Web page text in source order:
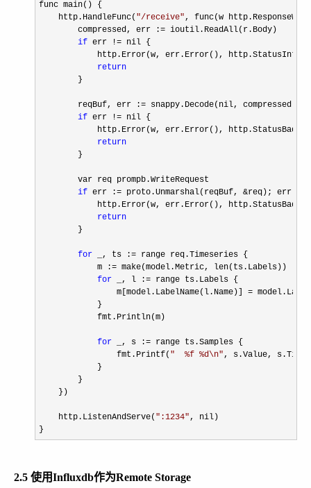
func main() {
    http.HandleFunc(
"/receive" , func(w
        compressed, err :
= ioutil.ReadAll(r.Body)
if err != nil {
http.Error(w, err.Error(),
return
        }
        reqBuf, err :
= snappy.Decode(nil, compressed)
if err != nil {
http.Error(w, err.Error(),
return
        }
        var req prompb.WriteRequest
if err := proto.Unmarshal(reqBuf, &req); err !=
http.Error(w, err.Error(),
return
        }
for _, ts := range req.Timeseries {
            m :
= make(model.Metric, len(ts.Labels))
for _, l := range ts.Labels {
                m[model.LabelName(l.Name)]
=
            }
            fmt.Println(m)
for _, s := range ts.Samples {
                fmt.Printf(
"
  %f %d\n
" , s.Value,
            }
        }
    })
    http.ListenAndServe(
" :1234" , nil)
}
2.5 使用Influxdb作为Remote Storage